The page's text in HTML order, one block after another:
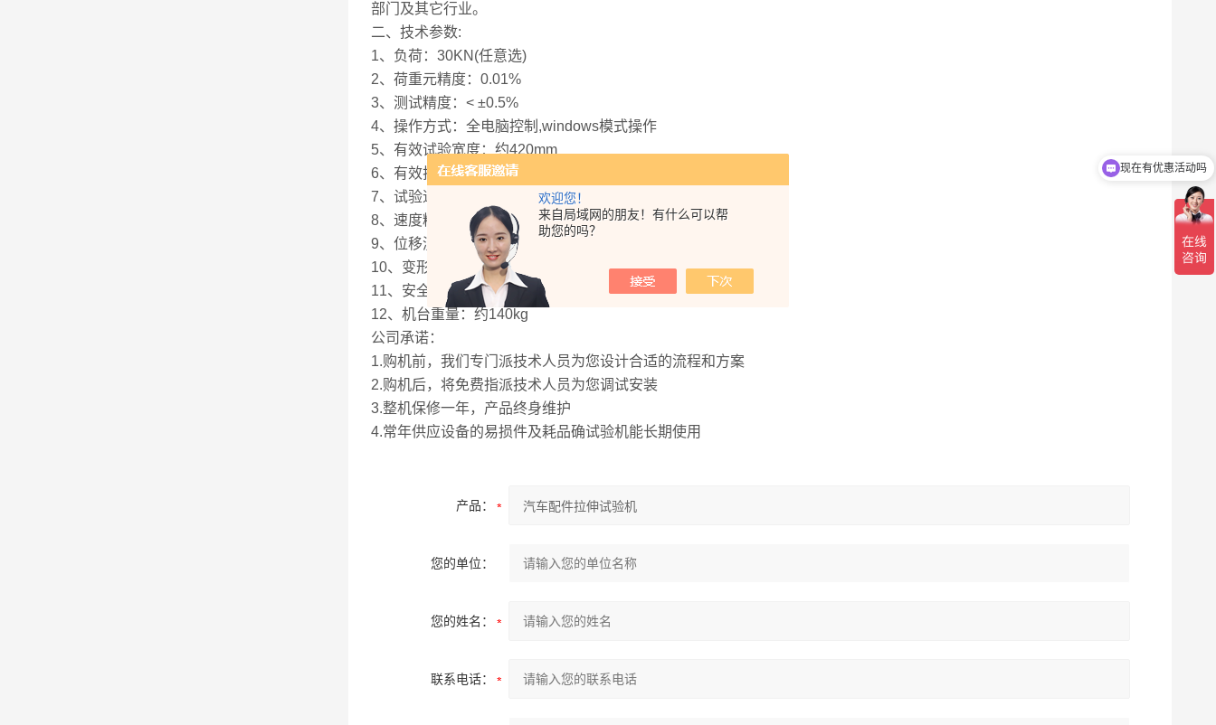
欢迎您！
来自局域网的朋友！有什么可以帮
助您的吗？
部门及其它行业。
二、技术参数:
1、负荷：30KN(任意选)
2、荷重元精度：0.01%
3、测试精度：< ±0.5%
4、操作方式：全电脑控制,windows模式操作
5、有效试验宽度：约420mm
6、有效拉伸空间：约800mm
7、试验速度: 0.001~500mm/min
8、速度精度：±0.5%以内；
9、位移测量精度：±0.5%以内；
10、变形测量精度：±0.5%以内
11、安全装置：电子限位保护，紧急停止键
12、机台重量：约140kg
公司承诺：
1.购机前，我们专门派技术人员为您设计合适的流程和方案
2.购机后，将免费指派技术人员为您调试安装
3.整机保修一年，产品终身维护
4.常年供应设备的易损件及耗品确试验机能长期使用
产品：
您的单位：
您的姓名：
联系电话：
可以介绍下你们的产品么